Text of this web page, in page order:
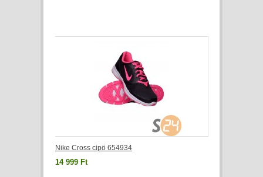
Nike Cross cipö 654934
14 999 Ft